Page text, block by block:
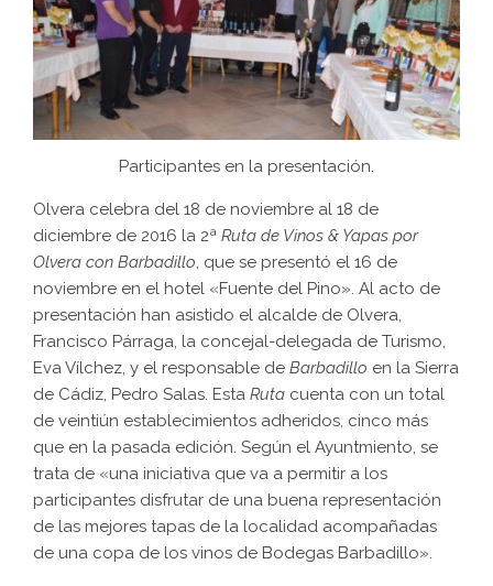
Participantes en la presentación.
Olvera celebra del 18 de noviembre al 18 de
diciembre de 2016 la 2ª Ruta de Vinos & Yapas por
Olvera con Barbadillo, que se presentó el 16 de
noviembre en el hotel «Fuente del Pino». Al acto de
presentación han asistido el alcalde de Olvera,
Francisco Párraga, la concejal-delegada de Turismo,
Eva Vílchez, y el responsable de Barbadillo en la Sierra
de Cádiz, Pedro Salas. Esta Ruta cuenta con un total
de veintiún establecimientos adheridos, cinco más
que en la pasada edición. Según el Ayuntmiento, se
trata de «una iniciativa que va a permitir a los
participantes disfrutar de una buena representación
de las mejores tapas de la localidad acompañadas
de una copa de los vinos de Bodegas Barbadillo».